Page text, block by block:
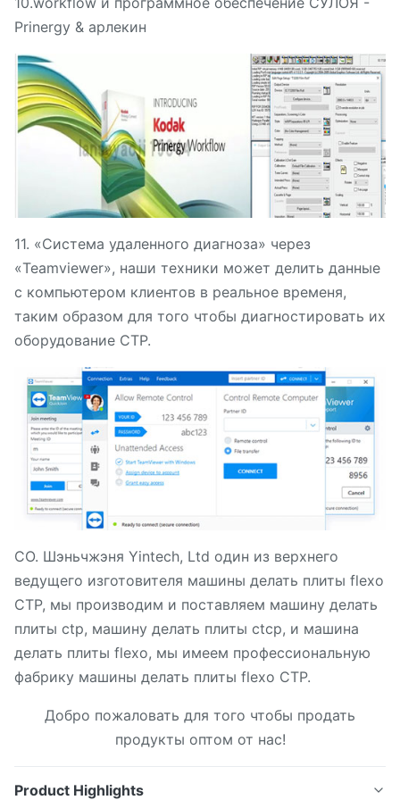
Prinergy & арлекин
11. «Система удаленного диагноза» через
«Teamviewer», наши техники может делить данные
с компьютером клиентов в реальное временя,
таким образом для того чтобы диагностировать их
оборудование CTP.
CO. Шэньчжэня Yintech, Ltd один из верхнего
ведущего изготовителя машины делать плиты flexo
CTP, мы производим и поставляем машину делать
плиты ctp, машину делать плиты ctcp, и машина
делать плиты flexo, мы имеем профессиональную
фабрику машины делать плиты flexo CTP.
Добро пожаловать для того чтобы продать
продукты оптом от нас!
Product Highlights